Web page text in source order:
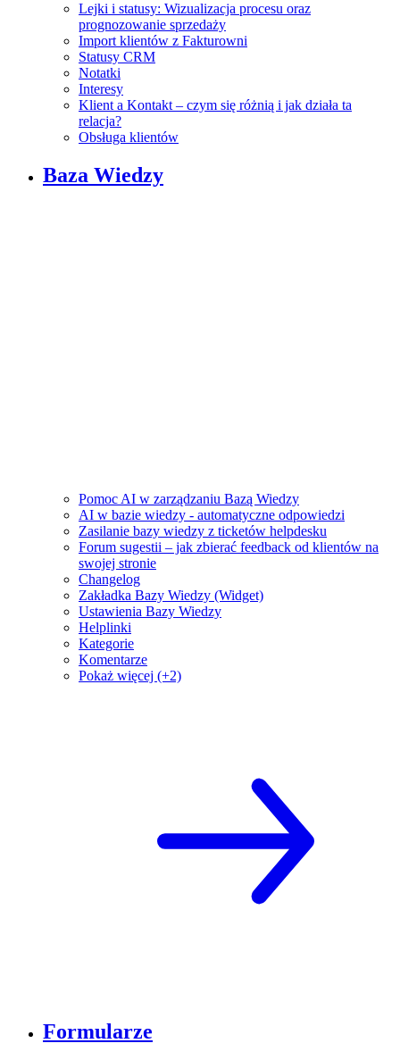
Lejki i statusy: Wizualizacja procesu oraz
prognozowanie sprzedaży
Import klientów z Fakturowni
Statusy CRM
Notatki
Interesy
Klient a Kontakt – czym się różnią i jak działa ta
relacja?
Obsługa klientów
Baza Wiedzy
Pomoc AI w zarządzaniu Bazą Wiedzy
AI w bazie wiedzy - automatyczne odpowiedzi
Zasilanie bazy wiedzy z ticketów helpdesku
Forum sugestii – jak zbierać feedback od klientów na
swojej stronie
Changelog
Zakładka Bazy Wiedzy (Widget)
Ustawienia Bazy Wiedzy
Helplinki
Kategorie
Komentarze
Pokaż więcej (+2)
Formularze